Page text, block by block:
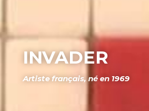
INVADER
Artiste français, né en 1969